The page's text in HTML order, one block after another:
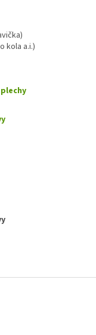
kola a.i.)